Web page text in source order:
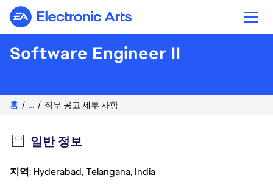
Electronic Arts
Software Engineer II
홈 ... 직무 공고 세부 사항
일반 정보
지역: Hyderabad, Telangana, India